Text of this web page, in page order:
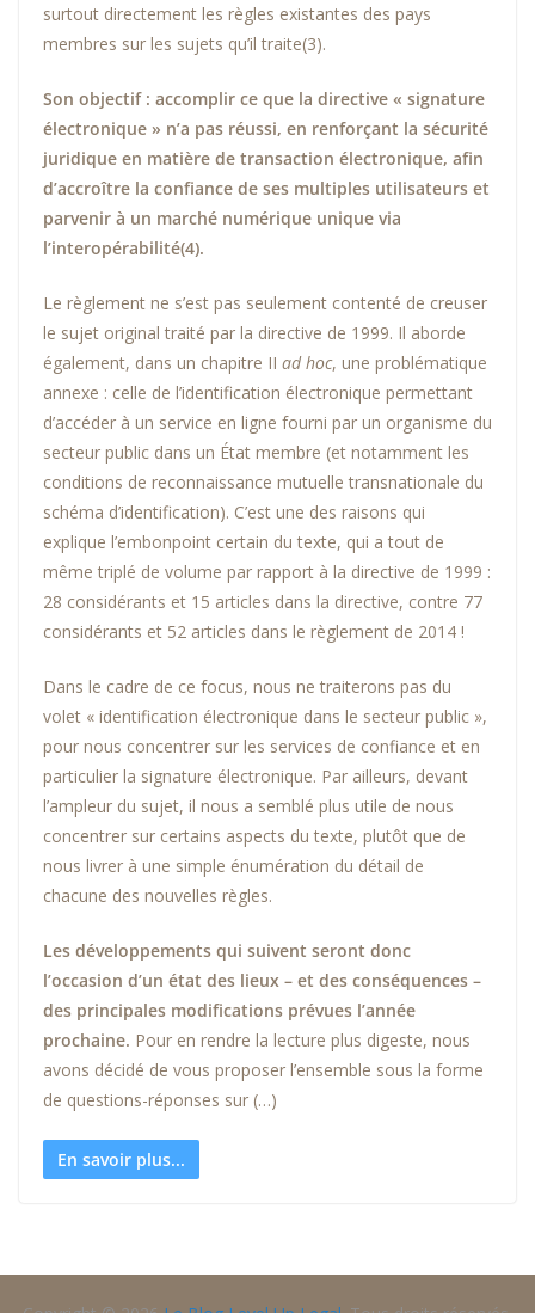
surtout directement les règles existantes des pays
membres sur les sujets qu’il traite(3).
Son objectif : accomplir ce que la directive « signature
électronique » n’a pas réussi, en renforçant la sécurité
juridique en matière de transaction électronique, afin
d’accroître la confiance de ses multiples utilisateurs et
parvenir à un marché numérique unique via
l’interopérabilité(4).
Le règlement ne s’est pas seulement contenté de creuser
le sujet original traité par la directive de 1999. Il aborde
également, dans un chapitre II ad hoc, une problématique
annexe : celle de l’identification électronique permettant
d’accéder à un service en ligne fourni par un organisme du
secteur public dans un État membre (et notamment les
conditions de reconnaissance mutuelle transnationale du
schéma d’identification). C’est une des raisons qui
explique l’embonpoint certain du texte, qui a tout de
même triplé de volume par rapport à la directive de 1999 :
28 considérants et 15 articles dans la directive, contre 77
considérants et 52 articles dans le règlement de 2014 !
Dans le cadre de ce focus, nous ne traiterons pas du
volet « identification électronique dans le secteur public »,
pour nous concentrer sur les services de confiance et en
particulier la signature électronique. Par ailleurs, devant
l’ampleur du sujet, il nous a semblé plus utile de nous
concentrer sur certains aspects du texte, plutôt que de
nous livrer à une simple énumération du détail de
chacune des nouvelles règles.
Les développements qui suivent seront donc
l’occasion d’un état des lieux – et des conséquences –
des principales modifications prévues l’année
prochaine. Pour en rendre la lecture plus digeste, nous
avons décidé de vous proposer l’ensemble sous la forme
de questions-réponses sur (…)
En savoir plus...